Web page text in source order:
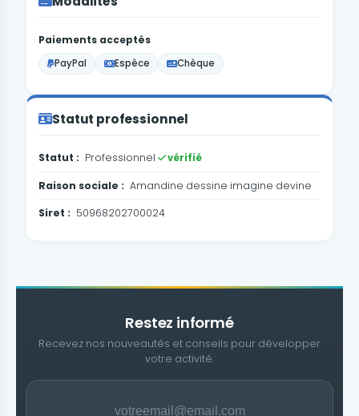
Paiements acceptés
PayPal
Espèce Chèque
Statut professionnel
Statut : Professionnel vérifié
Raison sociale : Amandine dessine imagine devine
Siret : 50968202700024
Restez informé
Recevez nos nouveautés et conseils pour développer
votre activité.